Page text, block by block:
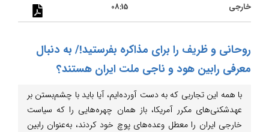
خارجی
08:15
روحانی و ظریف را برای مذاکره بفرستید!/ به دنبال
معرفی رابین هود و ناجی ملت ایران هستند؟
با همه این تجاربی که به دست آورده‌ایم‌، آیا باید با چشم‌بستن بر
عهدشکنی‌های مکرر آمریکا، باز همان چهره‌هایی را که سیاست
خارجی ایران را معطل وعده‌های پوچ خود کردند، به‌عنوان رابین